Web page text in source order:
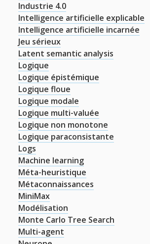
Industrie 4.0
Intelligence artificielle explicable
Intelligence artificielle incarnée
Jeu sérieux
Latent semantic analysis
Logique
Logique épistémique
Logique floue
Logique modale
Logique multi-valuée
Logique non monotone
Logique paraconsistante
Logs
Machine learning
Méta-heuristique
Métaconnaissances
MiniMax
Modélisation
Monte Carlo Tree Search
Multi-agent